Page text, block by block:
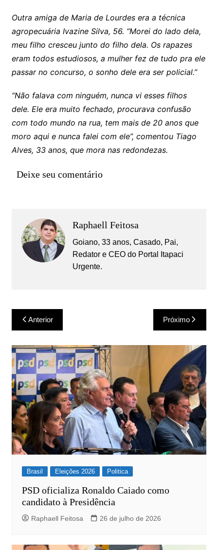
Outra amiga de Maria de Lourdes era a técnica
agropecuária Ivazine Silva, 56. “Morei do lado dela,
meu filho cresceu junto do filho dela. Os rapazes
eram todos estudiosos, a mulher fez de tudo pra ele
passar no concurso, o sonho dele era ser policial.”
“Não falava com ninguém, nunca vi esses filhos
dele. Ele era muito fechado, procurava confusão
com todo mundo na rua, tem mais de 20 anos que
moro aqui e nunca falei com ele”, comentou Tiago
Alves, 33 anos, que mora nas redondezas.
Deixe seu comentário
Raphaell Feitosa
Goiano, 33 anos, Casado, Pai,
Redator e CEO do Portal Itapaci
Urgente.
Navegação
de
Post
Anterior Próximo
Brasil Eleições 2026 Politica
PSD oficializa Ronaldo Caiado como
candidato à Presidência
Raphaell Feitosa 26 de julho de 2026